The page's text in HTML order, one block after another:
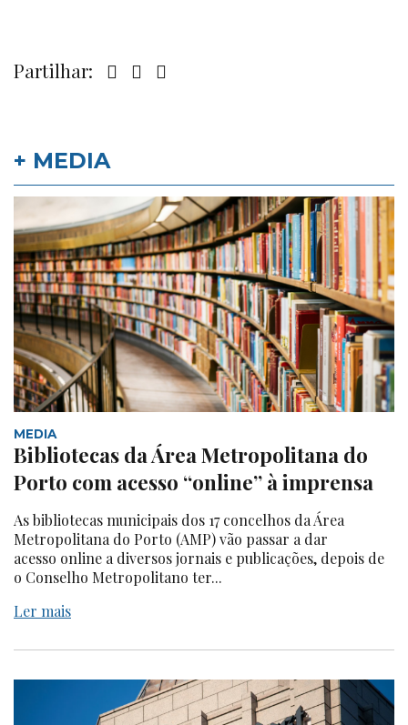
Partilhar:
+ MEDIA
MEDIA
Bibliotecas da Área Metropolitana do
Porto com acesso “online” à imprensa
As bibliotecas municipais dos 17 concelhos da Área
Metropolitana do Porto (AMP) vão passar a dar
acesso online a diversos jornais e publicações, depois de
o Conselho Metropolitano ter...
Ler mais